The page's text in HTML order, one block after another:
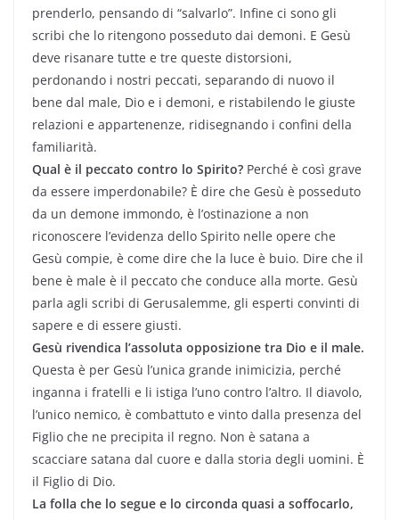
prenderlo, pensando di “salvarlo”. Infine ci sono gli
scribi che lo ritengono posseduto dai demoni. E Gesù
deve risanare tutte e tre queste distorsioni,
perdonando i nostri peccati, separando di nuovo il
bene dal male, Dio e i demoni, e ristabilendo le giuste
relazioni e appartenenze, ridisegnando i confini della
familiarità.
Qual è il peccato contro lo Spirito? Perché è così grave
da essere imperdonabile? È dire che Gesù è posseduto
da un demone immondo, è l’ostinazione a non
riconoscere l’evidenza dello Spirito nelle opere che
Gesù compie, è come dire che la luce è buio. Dire che il
bene è male è il peccato che conduce alla morte. Gesù
parla agli scribi di Gerusalemme, gli esperti convinti di
sapere e di essere giusti.
Gesù rivendica l’assoluta opposizione tra Dio e il male.
Questa è per Gesù l’unica grande inimicizia, perché
inganna i fratelli e li istiga l’uno contro l’altro. Il diavolo,
l’unico nemico, è combattuto e vinto dalla presenza del
Figlio che ne precipita il regno. Non è satana a
scacciare satana dal cuore e dalla storia degli uomini. È
il Figlio di Dio.
La folla che lo segue e lo circonda quasi a soffocarlo,